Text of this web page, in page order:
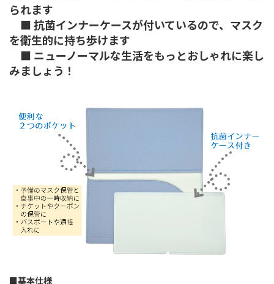
られます
■ 抗菌インナーケースが付いているので、マスク
を衛生的に持ち歩けます
■ ニューノーマルな生活をもっとおしゃれに楽し
みましょう！
■基本仕様